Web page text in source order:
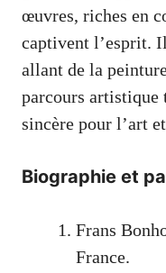
œuvres, riches en
captivent l’esprit.
allant de la
parcours artistique
sincère pour l’art
Biographie et
Frans
France.